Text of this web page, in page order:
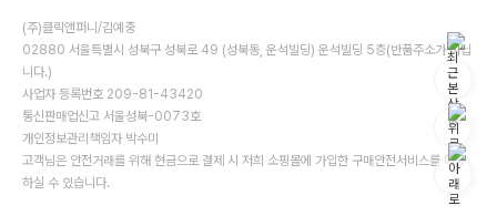
(주)클릭앤퍼니/김예중
02880 서울특별시 성북구 성북로 49 (성북동, 운석빌딩) 운석빌딩 5층(반품주소가 아닙
니다.)
사업자 등록번호 209-81-43420
통신판매업신고 서울성북-0073호
개인정보관리책임자 박수미
고객님은 안전거래를 위해 현금으로 결제 시 저희 소핑몰에 가입한 구매안전서비스를 이용
하실 수 있습니다.